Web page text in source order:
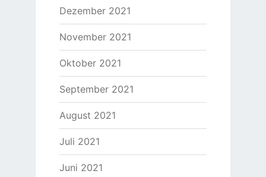
Dezember 2021
November 2021
Oktober 2021
September 2021
August 2021
Juli 2021
Juni 2021